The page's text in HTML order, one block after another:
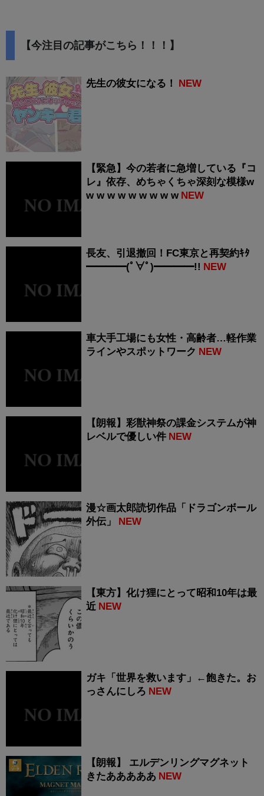
【今注目の記事がこちら！！！】
先生の彼女になる！ NEW
【緊急】今の若者に急増している『コ
レ』依存、めちゃくちゃ深刻な模様w
w w w w w w w w w NEW
長友、引退撤回！FC東京と再契約ｷﾀ
━━━━(ﾟ∀ﾟ)━━━━!! NEW
車大手工場にも女性・高齢者…軽作業
ラインやスポットワーク NEW
【朗報】彩獣神祭の課金システムが神
レベルで優しい件 NEW
漫☆画太郎読切作品「ドラゴンボール
外伝」
NEW
【東方】化け狸にとって昭和10年は最
近 NEW
ガキ「世界を救います」←飽きた。お
っさんにしろ NEW
【朗報】 エルデンリングマグネット
きたあああああ NEW